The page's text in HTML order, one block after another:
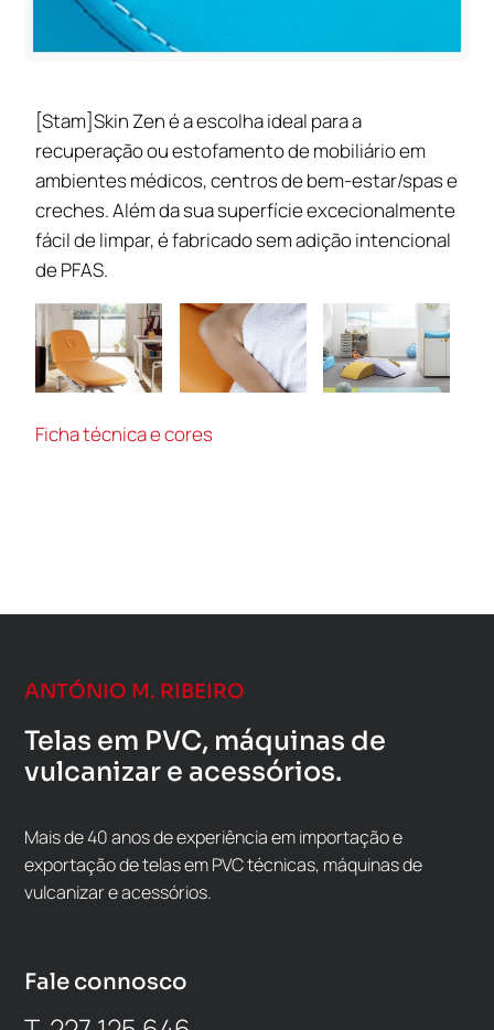
[Stam]Skin Zen é a escolha ideal para a
recuperação ou estofamento de mobiliário em
ambientes médicos, centros de bem-estar/spas e
creches. Além da sua superfície excecionalmente
fácil de limpar, é fabricado sem adição intencional
de PFAS.
Ficha técnica e cores
ANTÓNIO M. RIBEIRO
Telas em PVC, máquinas de
vulcanizar e acessórios.
Mais de 40 anos de experiência em importação e
exportação de telas em PVC técnicas, máquinas de
vulcanizar e acessórios.
Fale connosco